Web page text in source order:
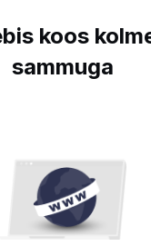
koos
sammuga